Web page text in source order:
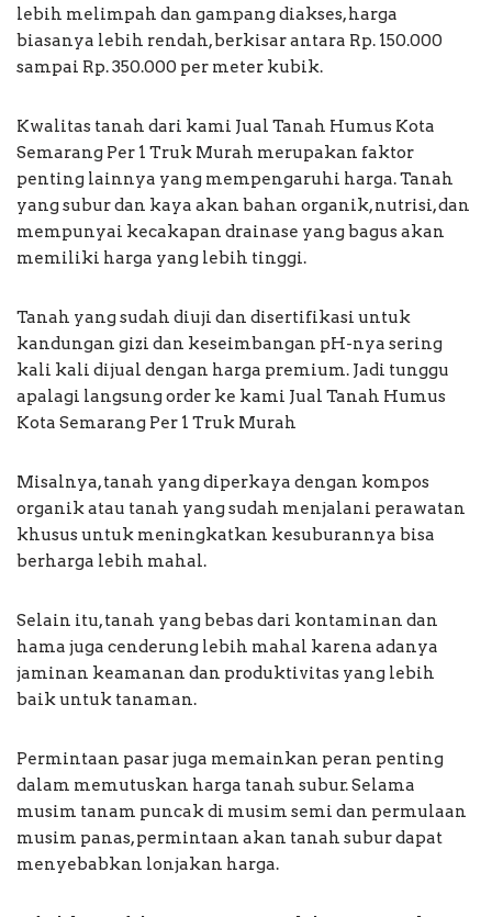
lebih melimpah dan gampang diakses, harga
biasanya lebih rendah, berkisar antara Rp. 150.000
sampai Rp. 350.000 per meter kubik.
Kwalitas tanah dari kami Jual Tanah Humus Kota
Semarang Per 1 Truk Murah merupakan faktor
penting lainnya yang mempengaruhi harga. Tanah
yang subur dan kaya akan bahan organik, nutrisi, dan
mempunyai kecakapan drainase yang bagus akan
memiliki harga yang lebih tinggi.
Tanah yang sudah diuji dan disertifikasi untuk
kandungan gizi dan keseimbangan pH-nya sering
kali kali dijual dengan harga premium. Jadi tunggu
apalagi langsung order ke kami Jual Tanah Humus
Kota Semarang Per 1 Truk Murah
Misalnya, tanah yang diperkaya dengan kompos
organik atau tanah yang sudah menjalani perawatan
khusus untuk meningkatkan kesuburannya bisa
berharga lebih mahal.
Selain itu, tanah yang bebas dari kontaminan dan
hama juga cenderung lebih mahal karena adanya
jaminan keamanan dan produktivitas yang lebih
baik untuk tanaman.
Permintaan pasar juga memainkan peran penting
dalam memutuskan harga tanah subur. Selama
musim tanam puncak di musim semi dan permulaan
musim panas, permintaan akan tanah subur dapat
menyebabkan lonjakan harga.